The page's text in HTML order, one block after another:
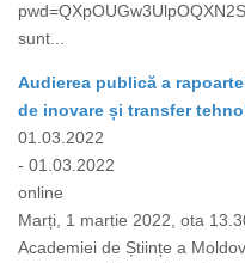
sunt...
Audierea publică a
de inovare și transfer
01.03.2022
- 01.03.2022
online
Marți, 1 martie 2022, ota
Academiei de Științe a